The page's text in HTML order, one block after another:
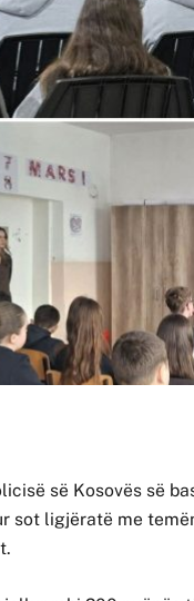
së Kosovës së
sot ligjëratë me